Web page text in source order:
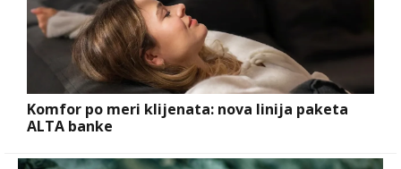
Komfor po meri klijenata: nova linija paketa
ALTA banke